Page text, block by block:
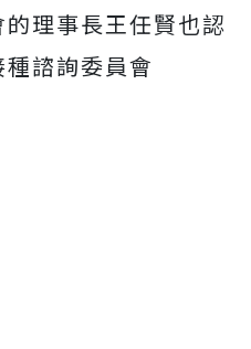
理事長王任賢也認
諮詢委員會